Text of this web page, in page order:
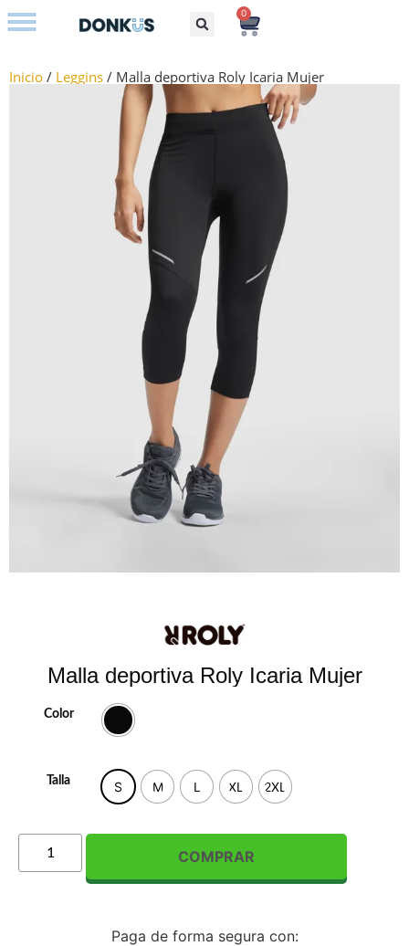
0
Inicio / Leggins / Malla deportiva Roly Icaria Mujer
Malla deportiva Roly Icaria Mujer
Color
Talla S M L XL 2XL
COMPRAR
Paga de forma segura con: